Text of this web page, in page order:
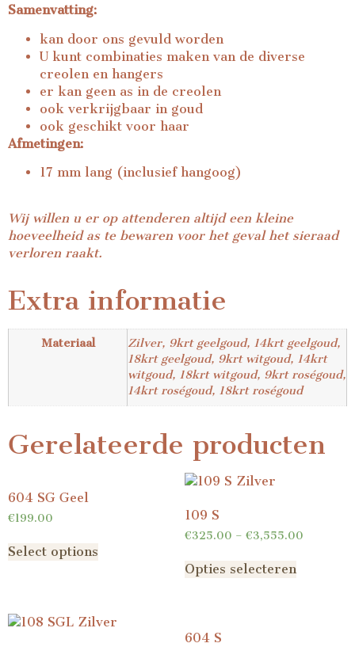
Samenvatting:
kan door ons gevuld worden
U kunt combinaties maken van de diverse
creolen en hangers
er kan geen as in de creolen
ook verkrijgbaar in goud
ook geschikt voor haar
Afmetingen:
17 mm lang (inclusief hangoog)
Wij willen u er op attenderen altijd een kleine
hoeveelheid as te bewaren voor het geval het sieraad
verloren raakt.
Extra informatie
Materiaal
Zilver, 9krt geelgoud, 14krt geelgoud,
18krt geelgoud, 9krt witgoud, 14krt
witgoud, 18krt witgoud, 9krt roségoud,
14krt roségoud, 18krt roségoud
Gerelateerde producten
604 SG Geel
€199.00
Select options
109 S
€325.00 – €3,555.00
Opties selecteren
604 S